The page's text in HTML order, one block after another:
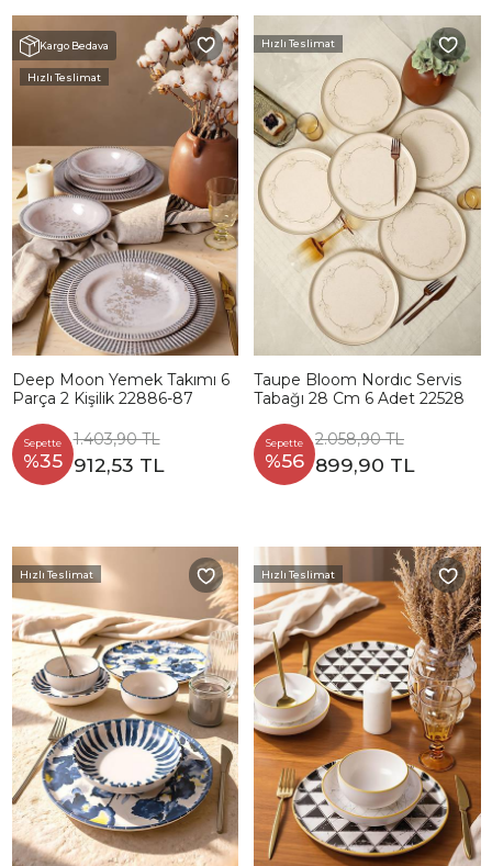
Kargo Bedava
Hızlı Teslimat
Deep Moon Yemek Takımı 6
Parça 2 Kişilik 22886-87
Sepette
%35
1.403,90 TL
912,53 TL
Hızlı Teslimat
Taupe Bloom Nordıc Servis
Tabağı 28 Cm 6 Adet 22528
Sepette
%56
2.058,90 TL
899,90 TL
Hızlı Teslimat Hızlı Teslimat